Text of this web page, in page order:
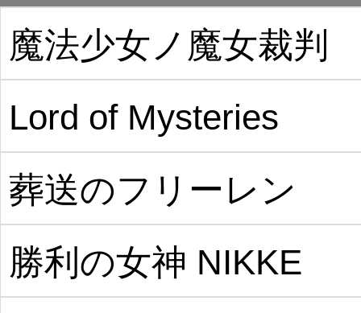
魔法少女ノ魔女裁判
Lord of Mysteries
葬送のフリーレン
勝利の女神 NIKKE